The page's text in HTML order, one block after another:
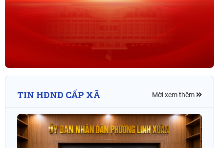
TIN HĐND CẤP XÃ Mời xem thêm